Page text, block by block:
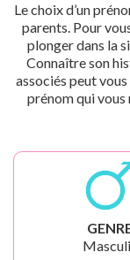
Le choix d’un
parents. Pour
plonger dans la
Connaître son
associés peut
prénom qui vous